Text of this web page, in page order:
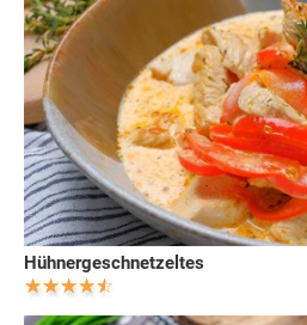
Hühnergeschnetzeltes